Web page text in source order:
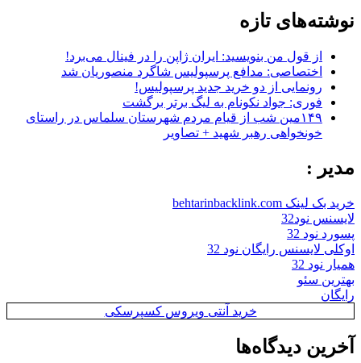
نوشته‌های تازه
از قول من بنویسید: ایران ژاپن را در فینال می‌برد!
اختصاصی: مدافع پرسپولیس شاگرد منصوریان شد
رونمایی از دو خرید جدید پرسپولیس!
فوری: جواد نکونام به لیگ برتر برگشت
۱۴۹مین شب از قیام مردم شهرستان سلماس در راستای
خونخواهی رهبر شهید + تصاویر
مدیر :
خرید بک لینک behtarinbacklink.com
لایسنس نود32
پسورد نود 32
اوکلی لایسنس رایگان نود 32
همیار نود 32
بهترین سئو
رایگان
خرید آنتی ویروس کسپرسکی
آخرین دیدگاه‌ها